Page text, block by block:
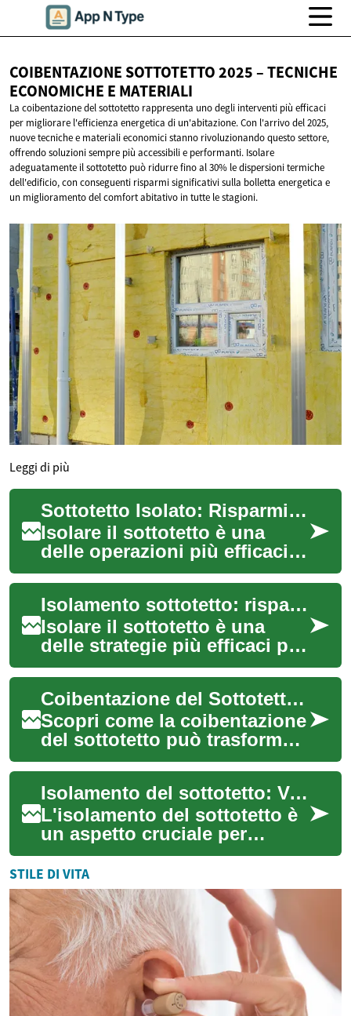
COIBENTAZIONE SOTTOTETTO 2025 – TECNICHE
ECONOMICHE E MATERIALI
La coibentazione del sottotetto rappresenta uno degli interventi più efficaci
per migliorare l'efficienza energetica di un'abitazione. Con l'arrivo del 2025,
nuove tecniche e materiali economici stanno rivoluzionando questo settore,
offrendo soluzioni sempre più accessibili e performanti. Isolare
adeguatamente il sottotetto può ridurre fino al 30% le dispersioni termiche
dell'edificio, con conseguenti risparmi significativi sulla bolletta energetica e
un miglioramento del comfort abitativo in tutte le stagioni.
Leggi di più
Sottotetto Isolato: Risparmio Energetico e Maggior Comfort
Isolare il sottotetto è una
delle operazioni più efficaci
per ridurre consumi e
aumentare il benessere
domestico. Sco...
Isolamento sottotetto: risparmio e comfort domestico
Isolare il sottotetto è una
delle strategie più efficaci per
aumentare l'efficienza
energetica della casa: riduce
le ...
Coibentazione del Sottotetto: Guida per una Casa Efficiente
Scopri come la coibentazione
del sottotetto può trasformare
la tua casa in un ambiente
confortevole ed
energeticament...
Isolamento del sottotetto: Vantaggi, tecniche e considerazioni chiave
L'isolamento del sottotetto è
un aspetto cruciale per
migliorare l'efficienza
energetica di una casa.
Questa pratica ...
STILE DI VITA